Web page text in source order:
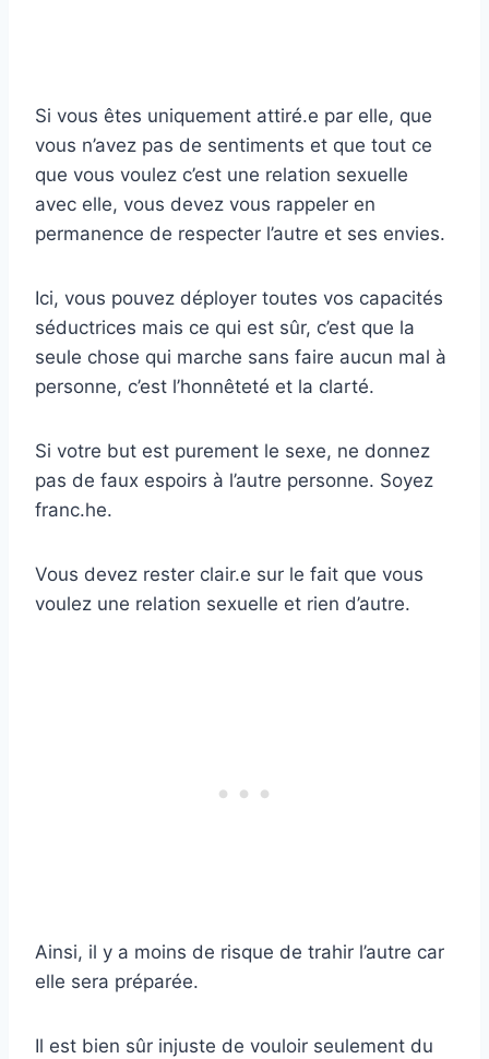
Si vous êtes uniquement attiré.e par elle, que
vous n’avez pas de sentiments et que tout ce
que vous voulez c’est une relation sexuelle
avec elle, vous devez vous rappeler en
permanence de respecter l’autre et ses envies.
Ici, vous pouvez déployer toutes vos capacités
séductrices mais ce qui est sûr, c’est que la
seule chose qui marche sans faire aucun mal à
personne, c’est l’honnêteté et la clarté.
Si votre but est purement le sexe, ne donnez
pas de faux espoirs à l’autre personne. Soyez
franc.he.
Vous devez rester clair.e sur le fait que vous
voulez une relation sexuelle et rien d’autre.
Ainsi, il y a moins de risque de trahir l’autre car
elle sera préparée.
Il est bien sûr injuste de vouloir seulement du